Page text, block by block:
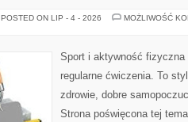
POSTED ON LIP - 4 - 2026
MOŻLIWOŚĆ
Sport i aktywność
regularne ćwiczenia. To
zdrowie, dobre
Strona poświęcona tej